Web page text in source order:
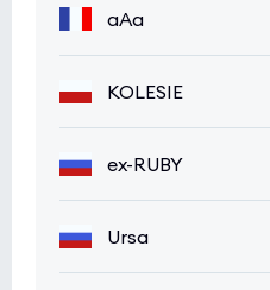
aAa
KOLESIE
ex-RUBY
Ursa